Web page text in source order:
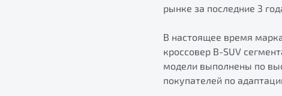
рынке за последние 3
В настоящее время
кроссовер B-SUV
модели выполнены по
покупателей по